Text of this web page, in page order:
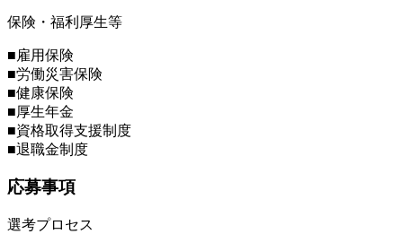
保険・福利厚生等
■雇用保険
■労働災害保険
■健康保険
■厚生年金
■資格取得支援制度
■退職金制度
応募事項
選考プロセス